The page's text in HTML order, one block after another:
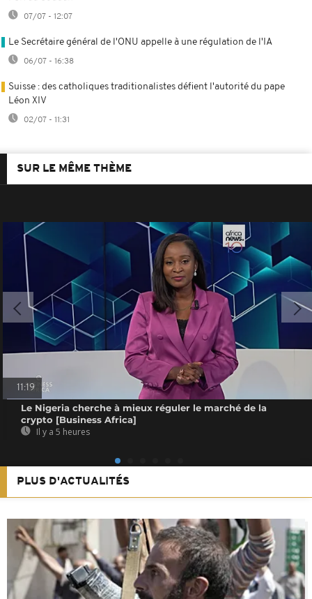
07/07 - 12:07
Le Secrétaire général de l'ONU appelle à une régulation de l'IA
06/07 - 16:38
Suisse : des catholiques traditionalistes défient l'autorité du pape
Léon XIV
02/07 - 11:31
SUR LE MÊME THÈME
11:19
Le Nigeria cherche à mieux réguler le marché de la
crypto [Business Africa]
Il y a 5 heures
PLUS D'ACTUALITÉS